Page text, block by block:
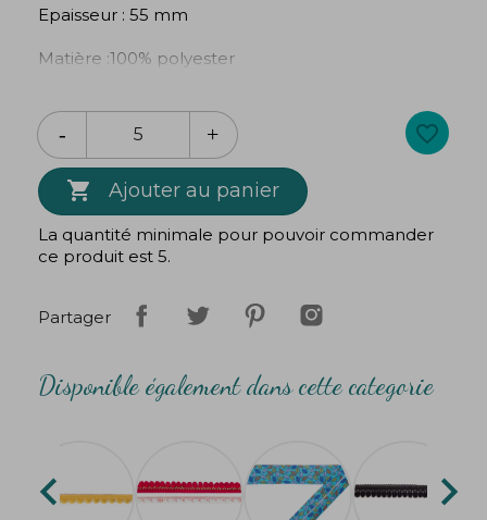
Epaisseur : 55 mm
Matière :100% polyester
par tranche de 10cm au délà. Ex pour 50cm, tapez
5 dans le champ quantité.
 Ajouter au panier
favorite_border
La quantité minimale pour pouvoir commander
ce produit est 5.
Partager
Disponible également dans cette categorie
 